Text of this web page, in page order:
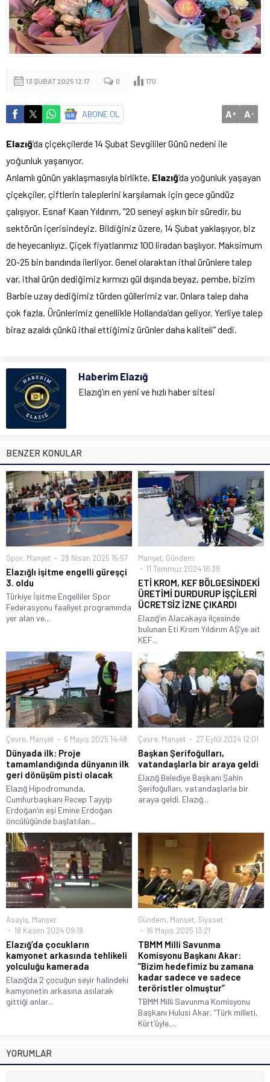
13 ŞUBAT 2025 12:17 0 170
ABONE OL A+ A-
Elazığ‘da çiçekçilerde 14 Şubat Sevgililer Günü nedeni ile
yoğunluk yaşanıyor.
Anlamlı günün yaklaşmasıyla birlikte, Elazığ‘da yoğunluk yaşayan
çiçekçiler, çiftlerin taleplerini karşılamak için gece gündüz
çalışıyor. Esnaf Kaan Yıldırım, ”20 seneyi aşkın bir süredir, bu
sektörün içerisindeyiz. Bildiğiniz üzere, 14 Şubat yaklaşıyor, biz
de heyecanlıyız. Çiçek fiyatlarımız 100 liradan başlıyor. Maksimum
20-25 bin bandında ilerliyor. Genel olaraktan ithal ürünlere talep
var, ithal ürün dediğimiz kırmızı gül dışında beyaz, pembe, bizim
Barbie uzay dediğimiz türden güllerimiz var. Onlara talep daha
çok fazla. Ürünlerimiz genellikle Hollanda’dan geliyor. Yerliye talep
biraz azaldı çünkü ithal ettiğimiz ürünler daha kaliteli” dedi.
Haberim Elazığ
Elazığ'ın en yeni ve hızlı haber sitesi
BENZER KONULAR
Spor, Manşet 28 Nisan 2025 15:57
Elazığlı işitme engelli güreşçi
3. oldu
Türkiye İşitme Engelliler Spor
Federasyonu faaliyet programında
yer alan ve...
Manşet, Gündem
11 Temmuz 2024 16:39
ETİ KROM, KEF BÖLGESİNDEKİ
ÜRETİMİ DURDURUP İŞÇİLERİ
ÜCRETSİZ İZNE ÇIKARDI
Elazığ’ın Alacakaya ilçesinde
bulunan Eti Krom Yıldırım AŞ’ye ait
KEF...
Çevre, Manşet 6 Mayıs 2025 14:48
Dünyada ilk: Proje
tamamlandığında dünyanın ilk
geri dönüşüm pisti olacak
Elazığ Hipodromunda,
Cumhurbaşkanı Recep Tayyip
Erdoğan’ın eşi Emine Erdoğan
öncülüğünde başlatılan...
Çevre, Manşet 27 Eylül 2024 12:01
Başkan Şerifoğulları,
vatandaşlarla bir araya geldi
Elazığ Belediye Başkanı Şahin
Şerifoğulları, vatandaşlarla bir
araya geldi. Elazığ...
Asayiş, Manşet
18 Kasım 2024 09:18
Elazığ’da çocukların
kamyonet arkasında tehlikeli
yolculuğu kamerada
Elazığ’da 2 çocuğun seyir halindeki
kamyonetin arkasına asılarak
gittiği anlar...
Gündem, Manşet, Siyaset
16 Mayıs 2025 13:21
TBMM Milli Savunma
Komisyonu Başkanı Akar:
”Bizim hedefimiz bu zamana
kadar sadece ve sadece
teröristler olmuştur”
TBMM Milli Savunma Komisyonu
Başkanı Hulusi Akar, “Türk milleti,
Kürt’üyle,...
YORUMLAR